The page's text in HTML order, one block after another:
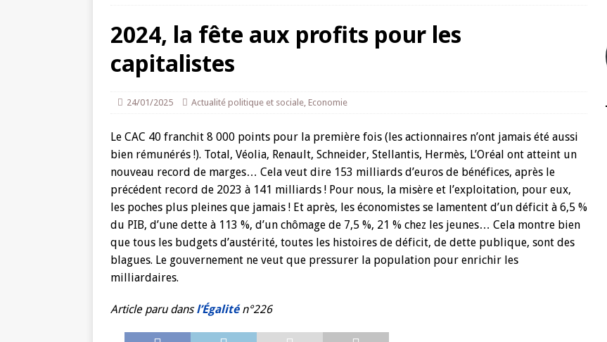
2024, la fête aux profits pour les
capitalistes
24/01/2025 Actualité politique et sociale, Economie
Le CAC 40 franchit 8 000 points pour la première fois (les actionnaires n’ont jamais été aussi
bien rémunérés !). Total, Véolia, Renault, Schneider, Stellantis, Hermès, L’Oréal ont atteint un
nouveau record de marges… Cela veut dire 153 milliards d’euros de bénéfices, après le
précédent record de 2023 à 141 milliards ! Pour nous, la misère et l’exploitation, pour eux,
les poches plus pleines que jamais ! Et après, les économistes se lamentent d’un déficit à 6,5 %
du PIB, d’une dette à 113 %, d’un chômage de 7,5 %, 21 % chez les jeunes… Cela montre bien
que tous les budgets d’austérité, toutes les histoires de déficit, de dette publique, sont des
blagues. Le gouvernement ne veut que pressurer la population pour enrichir les
milliardaires.
Article paru dans l’Égalitén°226